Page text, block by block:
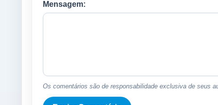
Mensagem:
Os comentários são de responsabilidade exclusiva de seus